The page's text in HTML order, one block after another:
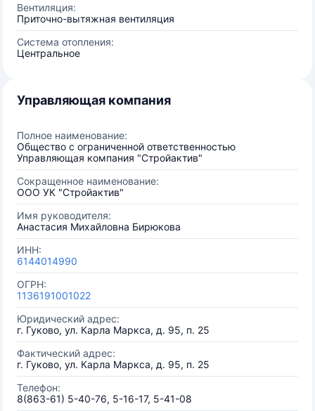
Вентиляция:
Приточно-вытяжная вентиляция
Система отопления:
Центральное
Управляющая компания
Полное наименование:
Общество с ограниченной ответственностью
Управляющая компания "Стройактив"
Сокращенное наименование:
ООО УК "Стройактив"
Имя руководителя:
Анастасия Михайловна Бирюкова
ИНН:
6144014990
ОГРН:
1136191001022
Юридический адрес:
г. Гуково, ул. Карла Маркса, д. 95, п. 25
Фактический адрес:
г. Гуково, ул. Карла Маркса, д. 95, п. 25
Телефон:
8(863-61) 5-40-76, 5-16-17, 5-41-08